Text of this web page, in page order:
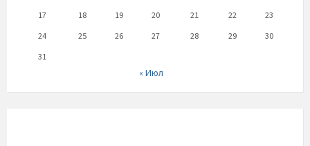
17
18 19 20 21 22
23
24
25 26 27 28 29
30
31
« Июл